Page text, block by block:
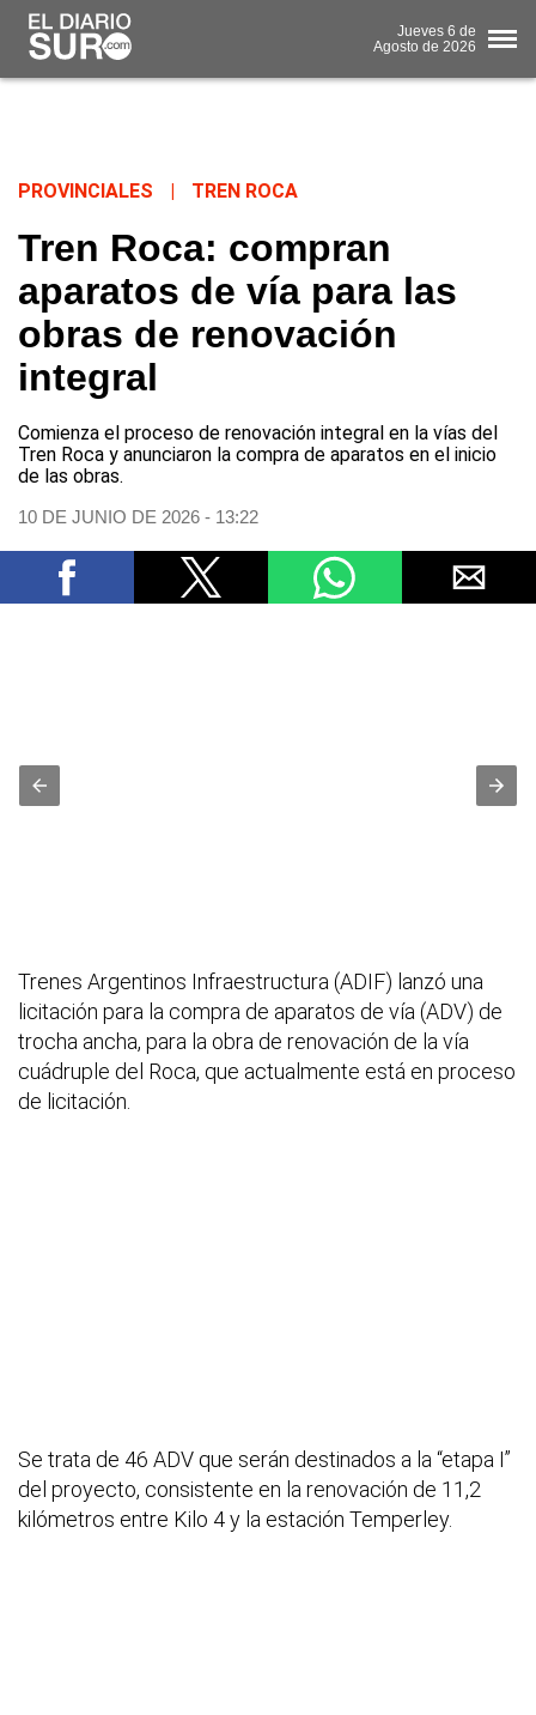
Jueves 6 de
Agosto de 2026
PROVINCIALES TREN ROCA
Tren Roca: compran
aparatos de vía para las
obras de renovación
integral
Comienza el proceso de renovación integral en la vías del
Tren Roca y anunciaron la compra de aparatos en el inicio
de las obras.
10 DE JUNIO DE 2026 - 13:22
Trenes Argentinos Infraestructura (ADIF) lanzó una
licitación para la compra de aparatos de vía (ADV) de
trocha ancha, para la obra de renovación de la vía
cuádruple del Roca, que actualmente está en proceso
de licitación.
Se trata de 46 ADV que serán destinados a la “etapa I”
del proyecto, consistente en la renovación de 11,2
kilómetros entre Kilo 4 y la estación Temperley.